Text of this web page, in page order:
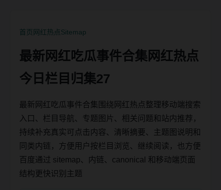
首页网红热点Sitemap
最新网红吃瓜事件合集网红热点
今日栏目归集27
最新网红吃瓜事件合集围绕网红热点整理移动端搜索
入口、栏目导航、专题图片、相关问题和站内推荐，
持续补充真实可点击内容、清晰摘要、主题图说明和
同类内链，方便用户按栏目浏览、继续阅读，也方便
百度通过 sitemap、内链、canonical 和移动端页面
结构更快识别主题